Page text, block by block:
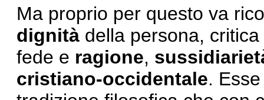
Ma proprio per questo va
dignità della persona,
fede e ragione,
cristiano-occidentale.